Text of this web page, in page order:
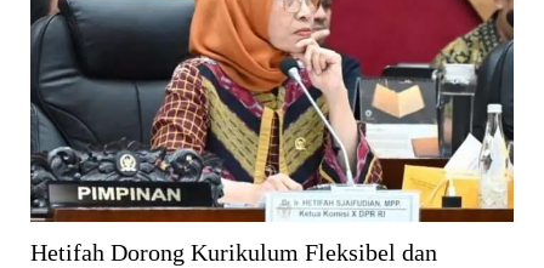
Hetifah Dorong Kurikulum Fleksibel dan